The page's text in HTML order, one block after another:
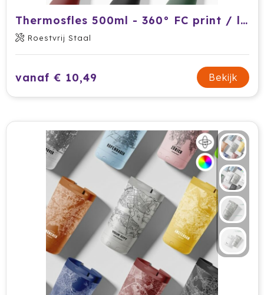
Rotring
Røquet
Sagaform
Samsonite
Secrid
Senator
Sitecom
Skross
Thermosfles 500ml - 360° FC print / logo print / gegraveerd
Roestvrij Staal
vanaf € 10,49 Bekijk